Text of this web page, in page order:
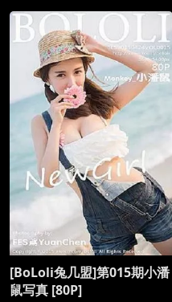
[BoLoli兔几盟]第015期小潘
鼠写真 [80P]